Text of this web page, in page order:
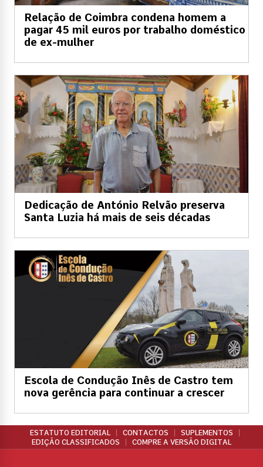
Relação de Coimbra condena homem a
pagar 45 mil euros por trabalho doméstico
de ex-mulher
Dedicação de António Relvão preserva
Santa Luzia há mais de seis décadas
Escola de Condução Inês de Castro tem
nova gerência para continuar a crescer
ESTATUTO EDITORIAL CONTACTOS
SUPLEMENTOS
EDIÇÃO CLASSIFICADOS
COMPRE A VERSÃO DIGITAL